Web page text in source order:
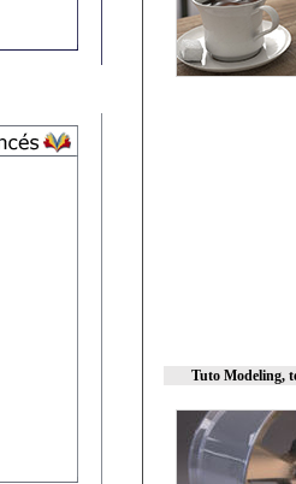
Tuto Modeling,